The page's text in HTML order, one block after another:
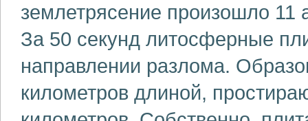
землетрясение произошло 11
За 50 секунд литосферные
направлении разлома.
километров длиной,